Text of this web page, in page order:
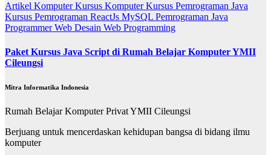
Artikel KomputerKursus KomputerKursus Pemrograman Java
Kursus Pemrograman ReactJs MySQL Pemrograman Java
ProgrammerWeb Desain Web Programming
Paket Kursus Java Script di Rumah Belajar Komputer YMII
Cileungsi
Mitra Informatika Indonesia
Rumah Belajar Komputer Privat YMII Cileungsi
Berjuang untuk mencerdaskan kehidupan bangsa di bidang ilmu
komputer